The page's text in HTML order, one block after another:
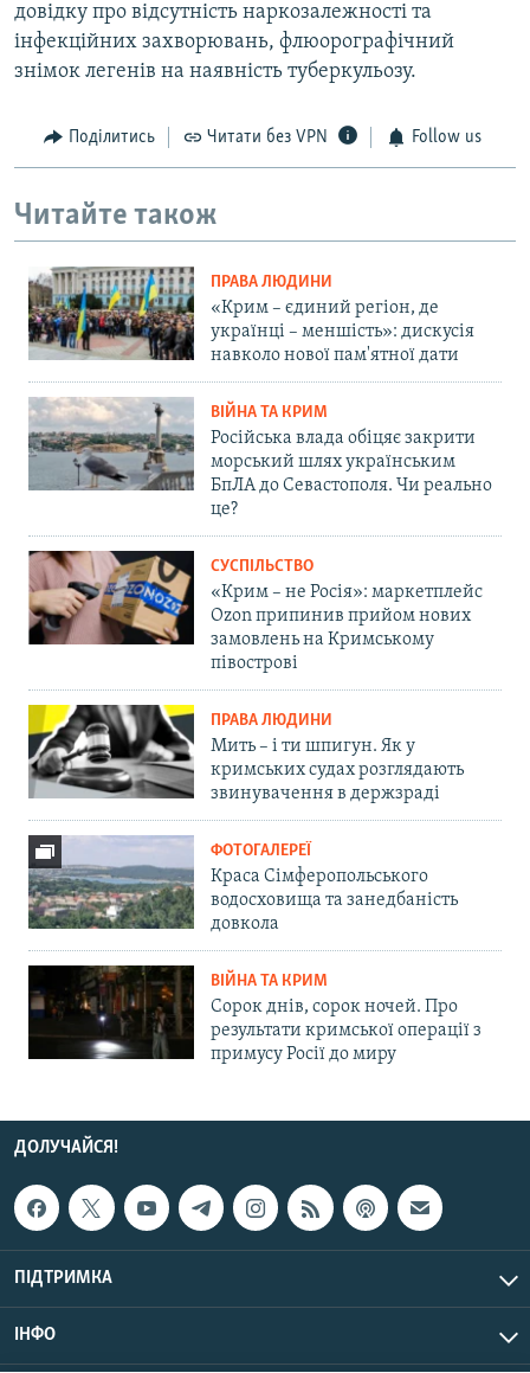
довідку про відсутність наркозалежності та
інфекційних захворювань, флюорографічний
знімок легенів на наявність туберкульозу.
Поділитись Читати без VPN Follow us
Читайте також
ПРАВА ЛЮДИНИ
«Крим – єдиний регіон, де
українці – меншість»: дискусія
навколо нової пам'ятної дати
ВІЙНА ТА КРИМ
Російська влада обіцяє закрити
морський шлях українським
БпЛА до Севастополя. Чи реально
це?
СУСПІЛЬСТВО
«Крим – не Росія»: маркетплейс
Ozon припинив прийом нових
замовлень на Кримському
півострові
ПРАВА ЛЮДИНИ
Мить – і ти шпигун. Як у
кримських судах розглядають
звинувачення в держзраді
ФОТОГАЛЕРЕЇ
Краса Сімферопольського
водосховища та занедбаність
довкола
ВІЙНА ТА КРИМ
Сорок днів, сорок ночей. Про
результати кримської операції з
примусу Росії до миру
ДОЛУЧАЙСЯ!
ПІДТРИМКА
ІНФО